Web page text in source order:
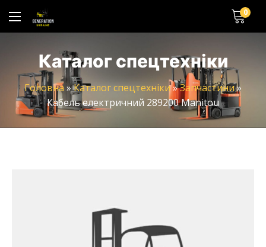
0
Каталог спецтехніки
Головна»Каталог спецтехніки»Запчастини»
Кабель електричний 289200 Manitou